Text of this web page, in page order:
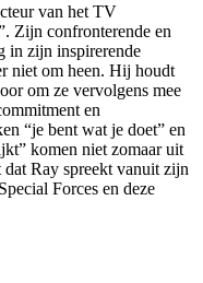
van het TV
Zijn confronterende en
in zijn inspirerende
niet om heen. Hij houdt
om ze vervolgens mee
en
“je bent wat je doet” en
komen niet zomaar uit
Ray spreekt vanuit zijn
Forces en deze